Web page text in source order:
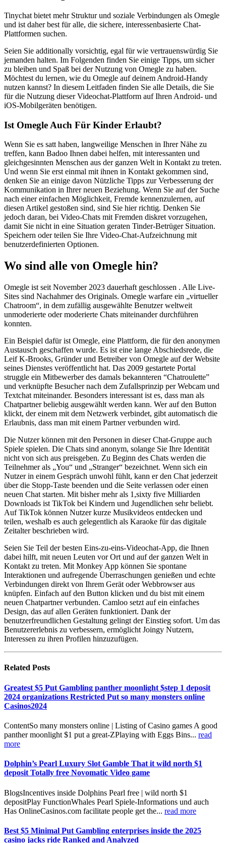
Tinychat bietet mehr Struktur und soziale Verbindungen als Omegle
und ist daher best für alle, die sichere, interessenbasierte Chat-
Plattformen suchen.
Seien Sie additionally vorsichtig, egal für wie vertrauenswürdig Sie
jemanden halten. Im Folgenden finden Sie einige Tipps, um sicher
zu bleiben und Spaß bei der Nutzung von Omegle zu haben.
Möchtest du lernen, wie du Omegle auf deinem Android-Handy
nutzen kannst? In diesem Leitfaden finden Sie alle Details, die Sie
für die Nutzung dieser Videochat-Plattform auf Ihren Android- und
iOS-Mobilgeräten benötigen.
Ist Omegle Auch Für Kinder Erlaubt?
Wenn Sie es satt haben, langweilige Menschen in Ihrer Nähe zu
treffen, kann Badoo Ihnen dabei helfen, mit interessanten und
gleichgesinnten Menschen aus der ganzen Welt in Kontakt zu treten.
Und wenn Sie erst einmal mit ihnen in Kontakt gekommen sind,
denken Sie an einige davon Nützliche Tipps zur Verbesserung der
Kommunikation in Ihrer neuen Beziehung. Wenn Sie auf der Suche
nach einer einfachen Möglichkeit, Fremde kennenzulernen, auf
diesen Artikel gestoßen sind, sind Sie hier richtig. Denken Sie
jedoch daran, bei Video-Chats mit Fremden diskret vorzugehen,
damit Sie nicht in eine Situation geraten Tinder-Betrüger Situation.
Speichern oder teilen Sie Ihre Video-Chat-Aufzeichnung mit
benutzerdefinierten Optionen.
Wo sind alle von Omegle hin?
Omegle ist seit November 2023 dauerhaft geschlossen . Alle Live-
Sites sind Nachahmer des Originals. Omegle warfare ein „virtueller
Chatroom“, in dem zufällig ausgewählte Benutzer weltweit
unmoderierte oder moderierte Chats miteinander durchführen
konnten.
Ein Beispiel dafür ist Omegle, eine Plattform, die für den anonymen
Austausch geschaffen wurde. Es ist eine lange Abschiedsrede, die
Leif K-Brooks, Gründer und Betreiber von Omegle auf der Website
seines Dienstes veröffentlicht hat. Das 2009 gestartete Portal
struggle ein Mitbewerber des damals bekannteren “Chatroulette”
und verknüpfte Besucher nach dem Zufallsprinzip per Webcam und
Textchat miteinander. Besonders interessant ist es, dass man als
Chatpartner beliebig ausgewählt werden kann. Wer auf den Button
klickt, der einem mit dem Netzwerk verbindet, gibt automatisch die
Erlaubnis, dass man mit einem Partner verbunden wird.
Die Nutzer können mit den Personen in dieser Chat-Gruppe auch
Spiele spielen. Die Chats sind anonym, solange Sie Ihre Identität
nicht von sich aus preisgeben. Zu Beginn des Chats werden die
Teilnehmer als „You“ und „Stranger“ bezeichnet. Wenn sich ein
Nutzer in einem Gespräch unwohl fühlt, kann er den Chat jederzeit
über die Stopp-Taste beenden und die Seite verlassen oder einen
neuen Chat starten. Mit bisher mehr als 1,sixty five Milliarden
Downloads ist TikTok bei Kindern und Jugendlichen sehr beliebt.
Auf TikTok können Nutzer kurze Musikvideos entdecken und
teilen, weshalb es auch gelegentlich als Karaoke für das digitale
Zeitalter beschrieben wird.
Seien Sie Teil der besten Eins-zu-eins-Videochat-App, die Ihnen
dabei hilft, mit neuen Leuten vor Ort und auf der ganzen Welt in
Kontakt zu treten. Mit Monkey App können Sie spontane
Interaktionen und aufregende Überraschungen genießen und echte
Verbindungen direkt von Ihrem Gerät oder Webbrowser aus
knüpfen. Einfach auf den Button klicken und du bist mit einem
neuen Chatpartner verbunden. Camloo setzt auf ein einfaches
Design, das auf allen Geräten funktioniert. Dank der
benutzerfreundlichen Gestaltung gelingt der Einstieg sofort. Um das
Benutzererlebnis zu verbessern, ermöglicht Joingy Nutzern,
Interessen zu ihren Profilen hinzuzufügen.
Related Posts
Greatest $5 Put Gambling panther moonlight $step 1 deposit
2024 organizations Restricted Put so many monsters online
Casinos2024
ContentSo many monsters online | Listing of Casino games A good
panther moonlight $1 put a great-ZPlaying with Eggs Bins... read
more
Dolphin’s Pearl Luxury Slot Gamble That it wild north $1
deposit Totally free Novomatic Video game
BlogsIncentives inside Dolphins Pearl free | wild north $1
depositPlay FunctionWhales Pearl Spiele-Informations und auch
Has OnlineCasinos.com facilitate people get the... read more
Best $5 Minimal Put Gambling enterprises inside the 2025
casino jacks ride Ranked and Analyzed